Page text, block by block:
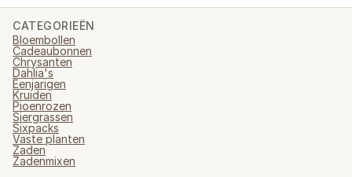
CATEGORIEËN
Bloembollen
Cadeaubonnen
Chrysanten
Dahlia's
Eenjarigen
Kruiden
Pioenrozen
Siergrassen
Sixpacks
Vaste planten
Zaden
Zadenmixen